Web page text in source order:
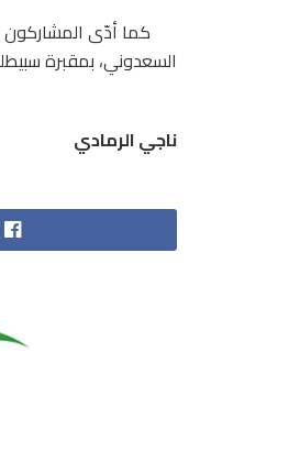
كما أدّى المشاركون
السعدوني، بمقبرة
ناجي الرمادي